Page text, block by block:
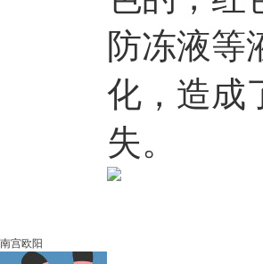
南宫欧阳
防冻液等
化，造成
失。